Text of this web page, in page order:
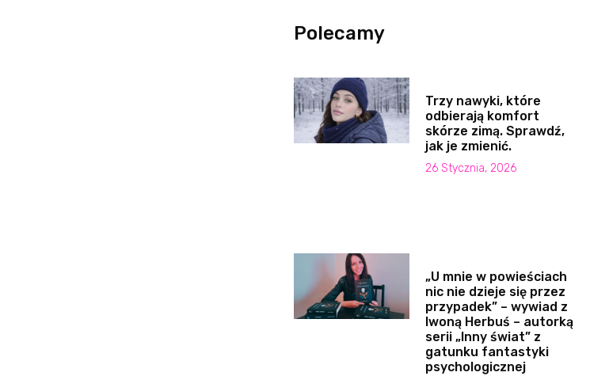
Polecamy
Trzy nawyki, które
odbierają komfort
skórze zimą. Sprawdź,
jak je zmienić.
26 Stycznia, 2026
„U mnie w powieściach
nic nie dzieje się przez
przypadek” – wywiad z
Iwoną Herbuś – autorką
serii „Inny świat” z
gatunku fantastyki
psychologicznej